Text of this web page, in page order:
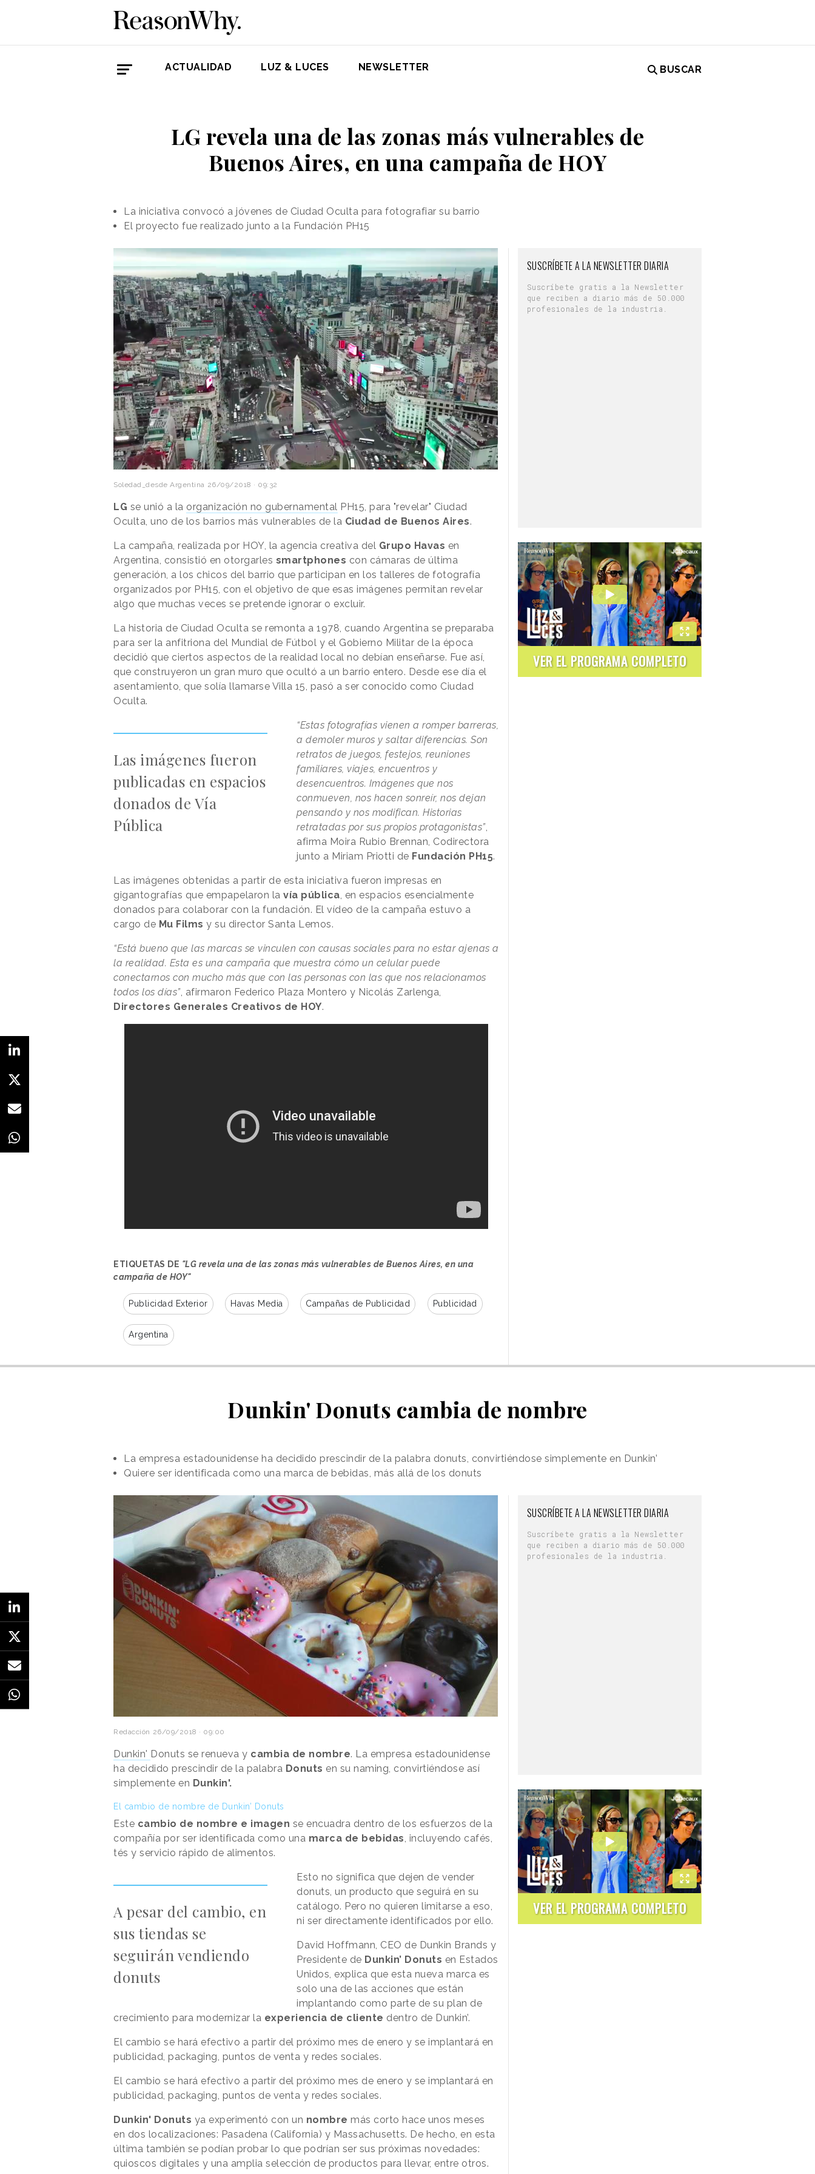
ACTUALIDAD LUZ & LUCES NEWSLETTER BUSCAR
LG revela una de las zonas más vulnerables de
Buenos Aires, en una campaña de HOY
La iniciativa convocó a jóvenes de Ciudad Oculta para fotografiar su barrio
El proyecto fue realizado junto a la Fundación PH15
Soledad_desde Argentina 26/09/2018 · 09:32
LG se unió a la organización no gubernamental PH15, para "revelar" Ciudad
Oculta, uno de los barrios más vulnerables de la Ciudad de Buenos Aires.
La campaña, realizada por HOY, la agencia creativa del Grupo Havas en
Argentina, consistió en otorgarles smartphones con cámaras de última
generación, a los chicos del barrio que participan en los talleres de fotografía
organizados por PH15, con el objetivo de que esas imágenes permitan revelar
algo que muchas veces se pretende ignorar o excluir.
La historia de Ciudad Oculta se remonta a 1978, cuando Argentina se preparaba
para ser la anfitriona del Mundial de Fútbol y el Gobierno Militar de la época
decidió que ciertos aspectos de la realidad local no debían enseñarse. Fue así,
que construyeron un gran muro que ocultó a un barrio entero. Desde ese día el
asentamiento, que solía llamarse Villa 15, pasó a ser conocido como Ciudad
Oculta.
Las imágenes fueron
publicadas en espacios
donados de Vía
Pública
“Estas fotografías vienen a romper barreras,
a demoler muros y saltar diferencias. Son
retratos de juegos, festejos, reuniones
familiares, viajes, encuentros y
desencuentros. Imágenes que nos
conmueven, nos hacen sonreír, nos dejan
pensando y nos modifican. Historias
retratadas por sus propios protagonistas”,
afirma Moira Rubio Brennan, Codirectora
junto a Miriam Priotti de Fundación PH15.
Las imágenes obtenidas a partir de esta iniciativa fueron impresas en
gigantografías que empapelaron la vía pública , en espacios esencialmente
donados para colaborar con la fundación. El vídeo de la campaña estuvo a
cargo de Mu Films y su director Santa Lemos.
“Está bueno que las marcas se vinculen con causas sociales para no estar ajenas a
la realidad. Esta es una campaña que muestra cómo un celular puede
conectarnos con mucho más que con las personas con las que nos relacionamos
todos los días”, afirmaron Federico Plaza Montero y Nicolás Zarlenga,
Directores Generales Creativos de HOY.
ETIQUETAS DE "LG revela una de las zonas más vulnerables de Buenos Aires, en una
campaña de HOY"
Publicidad Exterior Havas Media Campañas de Publicidad Publicidad
Argentina
SUSCRÍBETE A LA NEWSLETTER DIARIA
Suscríbete gratis a la Newsletter
que reciben a diario más de 50.000
profesionales de la industria.
VER EL PROGRAMA COMPLETO
Dunkin' Donuts cambia de nombre
La empresa estadounidense ha decidido prescindir de la palabra donuts, convirtiéndose simplemente en Dunkin’
Quiere ser identificada como una marca de bebidas, más allá de los donuts
Redacción 26/09/2018 · 09:00
Dunkin' Donuts se renueva y cambia de nombre. La empresa estadounidense
ha decidido prescindir de la palabra Donuts en su naming, convirtiéndose así
simplemente en Dunkin'.
El cambio de nombre de Dunkin’ Donuts
Este cambio de nombre e imagen se encuadra dentro de los esfuerzos de la
compañía por ser identificada como una marca de bebidas , incluyendo cafés,
tés y servicio rápido de alimentos.
A pesar del cambio, en
sus tiendas se
seguirán vendiendo
donuts
Esto no significa que dejen de vender
donuts, un producto que seguirá en su
catálogo. Pero no quieren limitarse a eso,
ni ser directamente identificados por ello.
David Hoffmann, CEO de Dunkin Brands y
Presidente de Dunkin’ Donuts en Estados
Unidos, explica que esta nueva marca es
solo una de las acciones que están
implantando como parte de su plan de
crecimiento para modernizar la experiencia de cliente dentro de Dunkin’.
El cambio se hará efectivo a partir del próximo mes de enero y se implantará en
publicidad, packaging, puntos de venta y redes sociales.
El cambio se hará efectivo a partir del próximo mes de enero y se implantará en
publicidad, packaging, puntos de venta y redes sociales.
Dunkin' Donuts ya experimentó con un nombre más corto hace unos meses
en dos localizaciones: Pasadena (California) y Massachusetts. De hecho, en esta
última también se podían probar lo que podrían ser sus próximas novedades:
quioscos digitales y una amplia selección de productos para llevar, entre otros.
SUSCRÍBETE A LA NEWSLETTER DIARIA
Suscríbete gratis a la Newsletter
que reciben a diario más de 50.000
profesionales de la industria.
VER EL PROGRAMA COMPLETO